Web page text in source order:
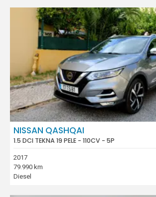
NISSAN QASHQAI
1.5 DCI TEKNA 19 PELE - 110CV - 5P
2017
79.990 km
Diesel